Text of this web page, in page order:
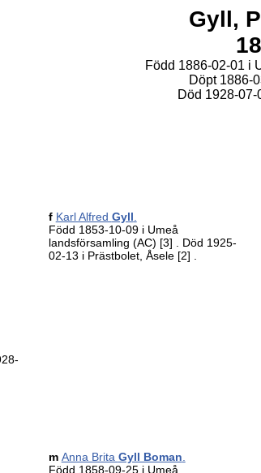
Gyll,
Född 1886-02-01 i
Döpt 1886-
Död 1928-
f Karl Alfred Gyll
Född 1853-10-09 i Umeå
landsförsamling (AC) [3]
. Död 1925-
02-13 i Prästbolet, Åsele [2]
m Anna Brita Gyll Boman
Född 1858-09-25 i Umeå